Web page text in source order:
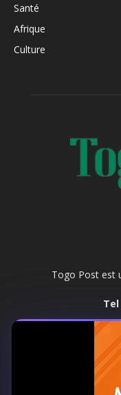
Santé
Afrique
Culture
Togo Post est
Tel